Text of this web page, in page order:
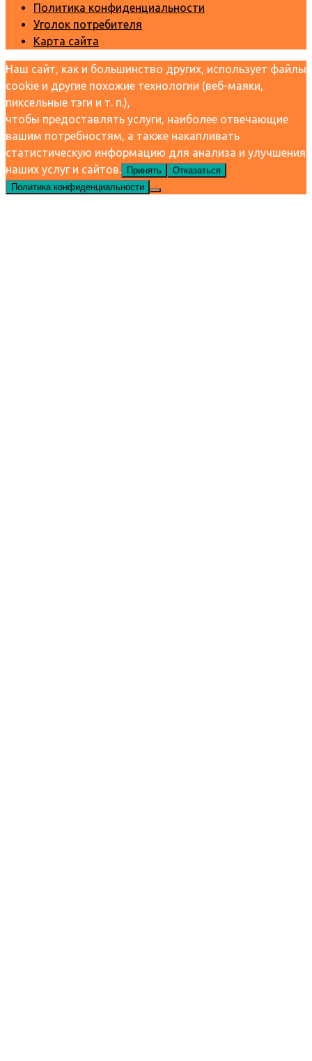
Политика конфиденциальности
Уголок потребителя
Карта сайта
Наш сайт, как и большинство других, использует файлы
cookie и другие похожие технологии (веб-маяки,
пиксельные тэги и т. п.),
чтобы предоставлять услуги, наиболее отвечающие
вашим потребностям, а также накапливать
статистическую информацию для анализа и улучшения
наших услуг и сайтов.
Принять
Отказаться
Политика конфиденциальности